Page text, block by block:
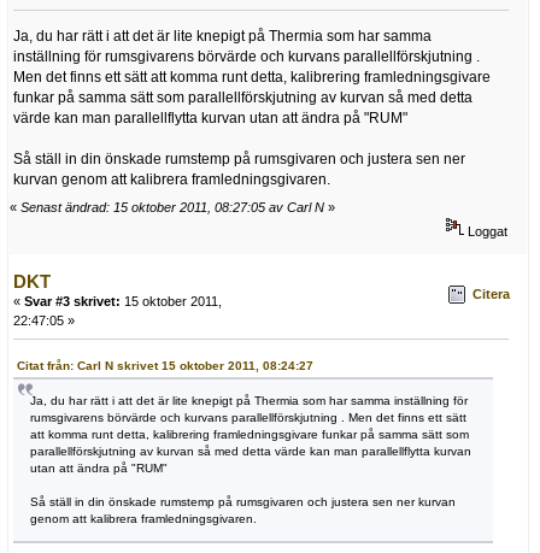
Ja, du har rätt i att det är lite knepigt på Thermia som har samma
inställning för rumsgivarens börvärde och kurvans parallellförskjutning .
Men det finns ett sätt att komma runt detta, kalibrering framledningsgivare
funkar på samma sätt som parallellförskjutning av kurvan så med detta
värde kan man parallellflytta kurvan utan att ändra på "RUM"
Så ställ in din önskade rumstemp på rumsgivaren och justera sen ner
kurvan genom att kalibrera framledningsgivaren.
« Senast ändrad: 15 oktober 2011, 08:27:05 av Carl N »
Loggat
DKT
« Svar #3 skrivet: 15 oktober 2011,
22:47:05 »
Citera
Citat från: Carl N skrivet 15 oktober 2011, 08:24:27
Ja, du har rätt i att det är lite knepigt på Thermia som har samma inställning för
rumsgivarens börvärde och kurvans parallellförskjutning . Men det finns ett sätt
att komma runt detta, kalibrering framledningsgivare funkar på samma sätt som
parallellförskjutning av kurvan så med detta värde kan man parallellflytta kurvan
utan att ändra på "RUM"
Så ställ in din önskade rumstemp på rumsgivaren och justera sen ner kurvan
genom att kalibrera framledningsgivaren.